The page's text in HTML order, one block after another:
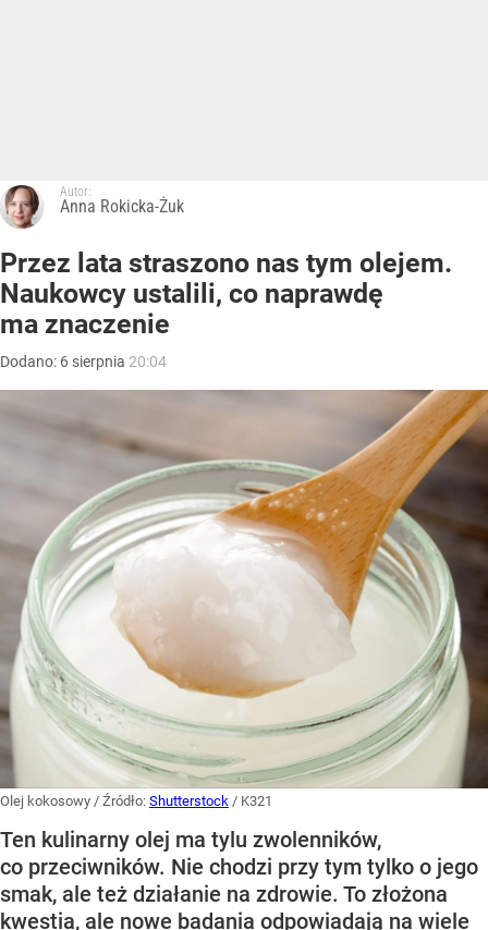
Autor:
Anna Rokicka-Żuk
Przez lata straszono nas tym olejem.
Naukowcy ustalili, co naprawdę
ma znaczenie
Dodano: 6 sierpnia 20:04
Olej kokosowy / Źródło: Shutterstock / K321
Ten kulinarny olej ma tylu zwolenników,
co przeciwników. Nie chodzi przy tym tylko o jego
smak, ale też działanie na zdrowie. To złożona
kwestia, ale nowe badania odpowiadają na wiele